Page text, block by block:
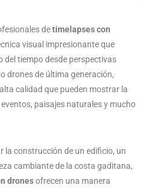
detimelapses con
visual impresionante que
del tiempo desde perspectivas
drones de última generación,
calidad que pueden mostrar la
paisajes naturales y mucho
la construcción de un edificio, un
cambiante de la costa gaditana,
dronesofrecen una manera